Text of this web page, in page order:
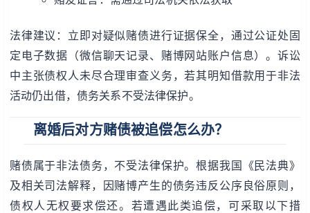
法律建议：立即对疑似赌债进行证据保全，通过公证处固
定电子数据（微信聊天记录、赌博网站账户信息）。诉讼
中主张债权人未尽合理审查义务，若其明知借款用于非法
活动仍出借，债务关系不受法律保护。
离婚后对方赌债被追偿怎么办？
赌债属于非法债务，不受法律保护。根据我国《民法典》
及相关司法解释，因赌博产生的债务违反公序良俗原则，
债权人无权要求偿还。若遭遇此类追偿，可采取以下措